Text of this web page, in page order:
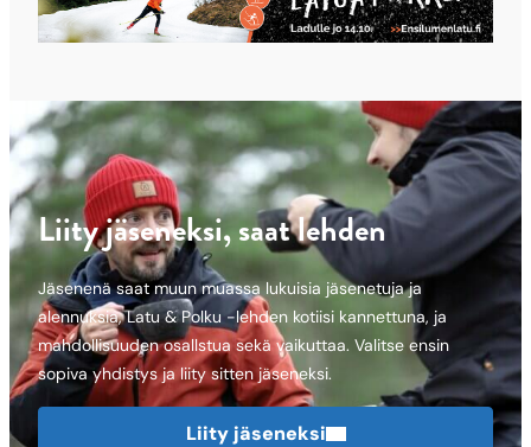
Liity jäseneksi, saat lehden
Jäsenenä saat muun muassa lukuisia jäsenetuja ja
alennuksia, Latu & Polku -lehden kotiisi kannettuna, ja
mahdollisuuden osallstua sekä vaikuttaa. Valitse ensin
sopiva yhdistys ja liity sitten jäseneksi.
Liity jäseneksi